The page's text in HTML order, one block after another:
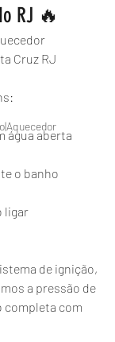
RJ 🔥
Cruz RJ
água aberta
o banho
ligar
de ignição,
a pressão de
completa com